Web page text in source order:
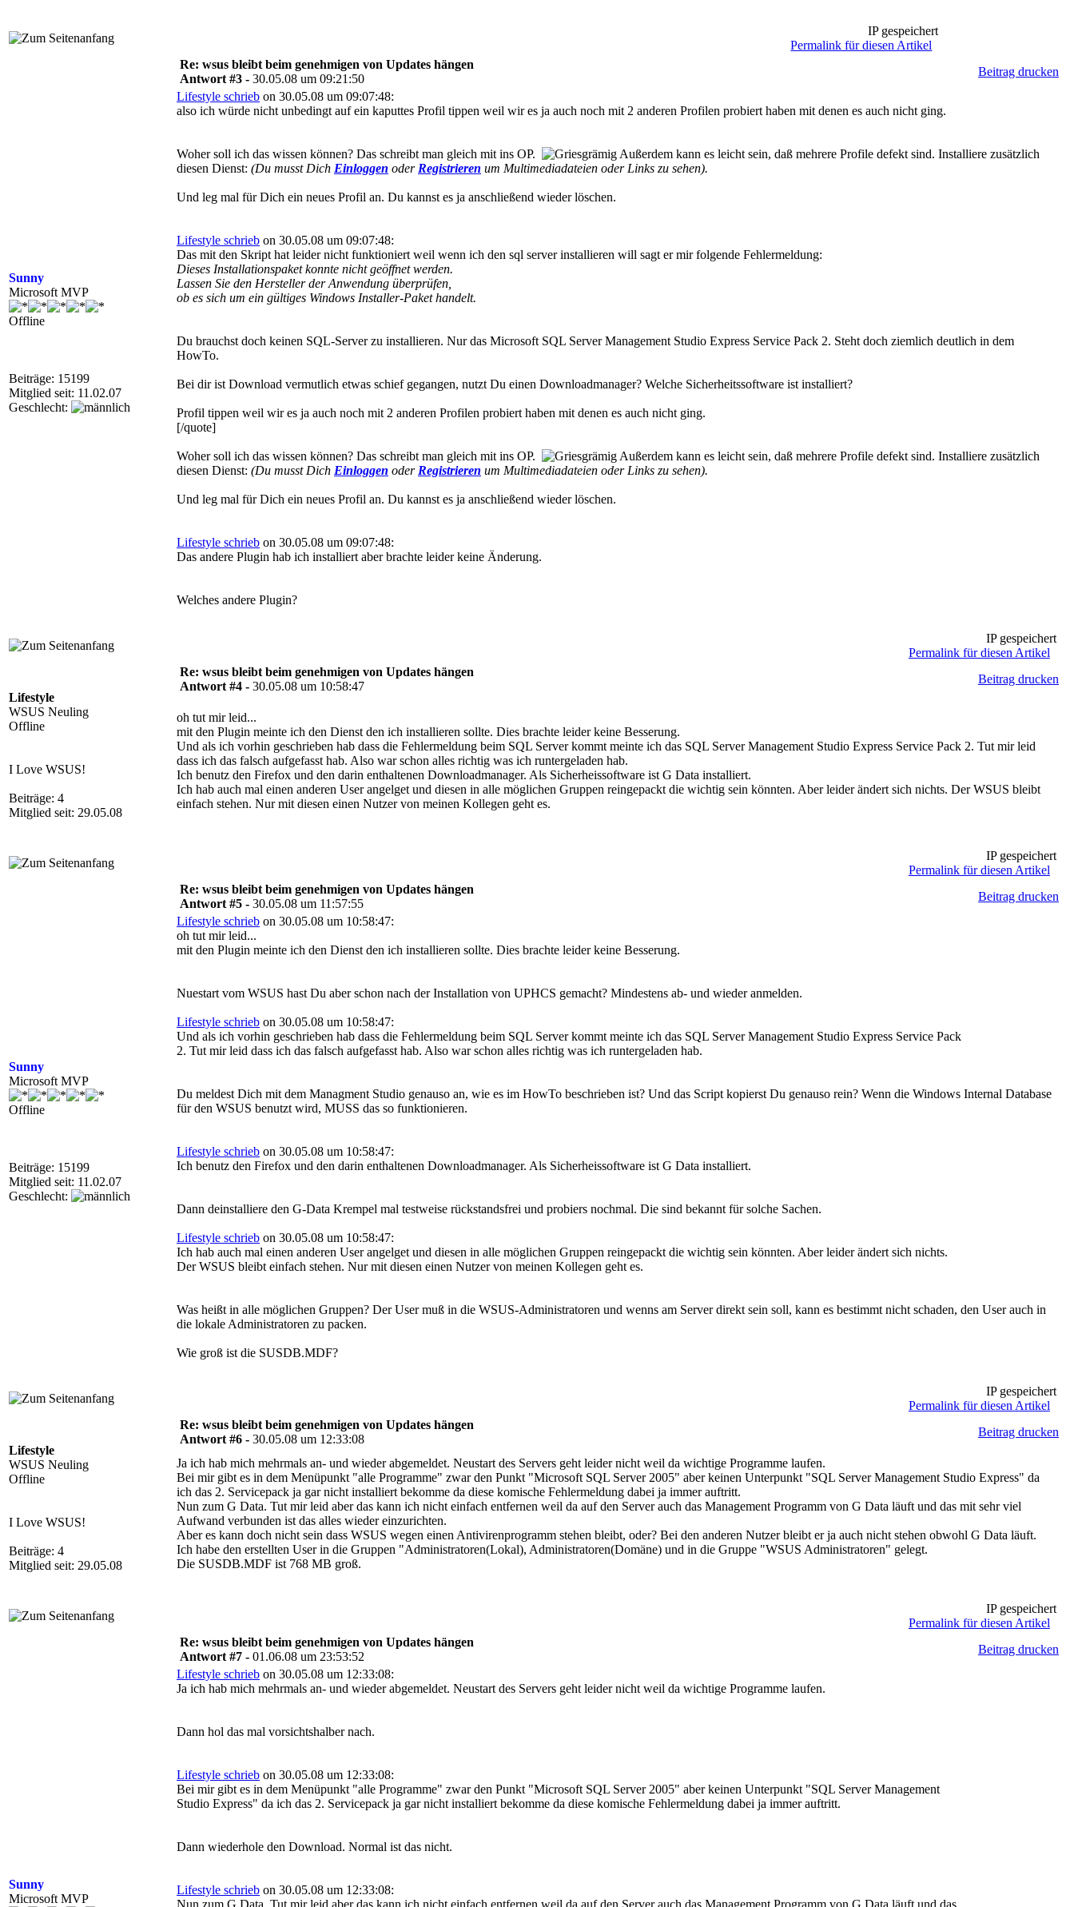
IP gespeichert
Permalink für diesen Artikel
Sunny
Microsoft MVP
Offline
Beiträge: 15199
Mitglied seit: 11.02.07
Geschlecht:
Re: wsus bleibt beim genehmigen von Updates hängen
Antwort #3 - 30.05.08 um 09:21:50
Beitrag drucken
Lifestyle schrieb on 30.05.08 um 09:07:48:
also ich würde nicht unbedingt auf ein kaputtes Profil tippen weil wir es ja auch noch mit 2 anderen Profilen probiert haben mit denen es auch nicht ging.
Woher soll ich das wissen können? Das schreibt man gleich mit ins OP.
Außerdem kann es leicht sein, daß mehrere Profile defekt sind. Installiere zusätzlich
diesen Dienst: (Du musst Dich Einloggen oder Registrieren um Multimediadateien oder Links zu sehen).
Und leg mal für Dich ein neues Profil an. Du kannst es ja anschließend wieder löschen.
Lifestyle schrieb on 30.05.08 um 09:07:48:
Das mit den Skript hat leider nicht funktioniert weil wenn ich den sql server installieren will sagt er mir folgende Fehlermeldung:
Dieses Installationspaket konnte nicht geöffnet werden.
Lassen Sie den Hersteller der Anwendung überprüfen,
ob es sich um ein gültiges Windows Installer-Paket handelt.
Du brauchst doch keinen SQL-Server zu installieren. Nur das Microsoft SQL Server Management Studio Express Service Pack 2. Steht doch ziemlich deutlich in dem
HowTo.
Bei dir ist Download vermutlich etwas schief gegangen, nutzt Du einen Downloadmanager? Welche Sicherheitssoftware ist installiert?
Profil tippen weil wir es ja auch noch mit 2 anderen Profilen probiert haben mit denen es auch nicht ging.
[/quote]
Woher soll ich das wissen können? Das schreibt man gleich mit ins OP.
Außerdem kann es leicht sein, daß mehrere Profile defekt sind. Installiere zusätzlich
diesen Dienst: (Du musst Dich Einloggen oder Registrieren um Multimediadateien oder Links zu sehen).
Und leg mal für Dich ein neues Profil an. Du kannst es ja anschließend wieder löschen.
Lifestyle schrieb on 30.05.08 um 09:07:48:
Das andere Plugin hab ich installiert aber brachte leider keine Änderung.
Welches andere Plugin?
IP gespeichert
Permalink für diesen Artikel
Lifestyle
WSUS Neuling
Offline
I Love WSUS!
Beiträge: 4
Mitglied seit: 29.05.08
Re: wsus bleibt beim genehmigen von Updates hängen
Antwort #4 - 30.05.08 um 10:58:47
Beitrag drucken
oh tut mir leid...
mit den Plugin meinte ich den Dienst den ich installieren sollte. Dies brachte leider keine Besserung.
Und als ich vorhin geschrieben hab dass die Fehlermeldung beim SQL Server kommt meinte ich das SQL Server Management Studio Express Service Pack 2. Tut mir leid
dass ich das falsch aufgefasst hab. Also war schon alles richtig was ich runtergeladen hab.
Ich benutz den Firefox und den darin enthaltenen Downloadmanager. Als Sicherheissoftware ist G Data installiert.
Ich hab auch mal einen anderen User angelget und diesen in alle möglichen Gruppen reingepackt die wichtig sein könnten. Aber leider ändert sich nichts. Der WSUS bleibt
einfach stehen. Nur mit diesen einen Nutzer von meinen Kollegen geht es.
IP gespeichert
Permalink für diesen Artikel
Sunny
Microsoft MVP
Offline
Beiträge: 15199
Mitglied seit: 11.02.07
Geschlecht:
Re: wsus bleibt beim genehmigen von Updates hängen
Antwort #5 - 30.05.08 um 11:57:55
Beitrag drucken
Lifestyle schrieb on 30.05.08 um 10:58:47:
oh tut mir leid...
mit den Plugin meinte ich den Dienst den ich installieren sollte. Dies brachte leider keine Besserung.
Nuestart vom WSUS hast Du aber schon nach der Installation von UPHCS gemacht? Mindestens ab- und wieder anmelden.
Lifestyle schrieb on 30.05.08 um 10:58:47:
Und als ich vorhin geschrieben hab dass die Fehlermeldung beim SQL Server kommt meinte ich das SQL Server Management Studio Express Service Pack
2. Tut mir leid dass ich das falsch aufgefasst hab. Also war schon alles richtig was ich runtergeladen hab.
Du meldest Dich mit dem Managment Studio genauso an, wie es im HowTo beschrieben ist? Und das Script kopierst Du genauso rein? Wenn die Windows Internal Database
für den WSUS benutzt wird, MUSS das so funktionieren.
Lifestyle schrieb on 30.05.08 um 10:58:47:
Ich benutz den Firefox und den darin enthaltenen Downloadmanager. Als Sicherheissoftware ist G Data installiert.
Dann deinstalliere den G-Data Krempel mal testweise rückstandsfrei und probiers nochmal. Die sind bekannt für solche Sachen.
Lifestyle schrieb on 30.05.08 um 10:58:47:
Ich hab auch mal einen anderen User angelget und diesen in alle möglichen Gruppen reingepackt die wichtig sein könnten. Aber leider ändert sich nichts.
Der WSUS bleibt einfach stehen. Nur mit diesen einen Nutzer von meinen Kollegen geht es.
Was heißt in alle möglichen Gruppen? Der User muß in die WSUS-Administratoren und wenns am Server direkt sein soll, kann es bestimmt nicht schaden, den User auch in
die lokale Administratoren zu packen.
Wie groß ist die SUSDB.MDF?
IP gespeichert
Permalink für diesen Artikel
Lifestyle
WSUS Neuling
Offline
I Love WSUS!
Beiträge: 4
Mitglied seit: 29.05.08
Re: wsus bleibt beim genehmigen von Updates hängen
Antwort #6 - 30.05.08 um 12:33:08
Beitrag drucken
Ja ich hab mich mehrmals an- und wieder abgemeldet. Neustart des Servers geht leider nicht weil da wichtige Programme laufen.
Bei mir gibt es in dem Menüpunkt "alle Programme" zwar den Punkt "Microsoft SQL Server 2005" aber keinen Unterpunkt "SQL Server Management Studio Express" da
ich das 2. Servicepack ja gar nicht installiert bekomme da diese komische Fehlermeldung dabei ja immer auftritt.
Nun zum G Data. Tut mir leid aber das kann ich nicht einfach entfernen weil da auf den Server auch das Management Programm von G Data läuft und das mit sehr viel
Aufwand verbunden ist das alles wieder einzurichten.
Aber es kann doch nicht sein dass WSUS wegen einen Antivirenprogramm stehen bleibt, oder? Bei den anderen Nutzer bleibt er ja auch nicht stehen obwohl G Data läuft.
Ich habe den erstellten User in die Gruppen "Administratoren(Lokal), Administratoren(Domäne) und in die Gruppe "WSUS Administratoren" gelegt.
Die SUSDB.MDF ist 768 MB groß.
IP gespeichert
Permalink für diesen Artikel
Sunny
Microsoft MVP
Re: wsus bleibt beim genehmigen von Updates hängen
Antwort #7 - 01.06.08 um 23:53:52
Beitrag drucken
Lifestyle schrieb on 30.05.08 um 12:33:08:
Ja ich hab mich mehrmals an- und wieder abgemeldet. Neustart des Servers geht leider nicht weil da wichtige Programme laufen.
Dann hol das mal vorsichtshalber nach.
Lifestyle schrieb on 30.05.08 um 12:33:08:
Bei mir gibt es in dem Menüpunkt "alle Programme" zwar den Punkt "Microsoft SQL Server 2005" aber keinen Unterpunkt "SQL Server Management
Studio Express" da ich das 2. Servicepack ja gar nicht installiert bekomme da diese komische Fehlermeldung dabei ja immer auftritt.
Dann wiederhole den Download. Normal ist das nicht.
Lifestyle schrieb on 30.05.08 um 12:33:08:
Nun zum G Data. Tut mir leid aber das kann ich nicht einfach entfernen weil da auf den Server auch das Management Programm von G Data läuft und das